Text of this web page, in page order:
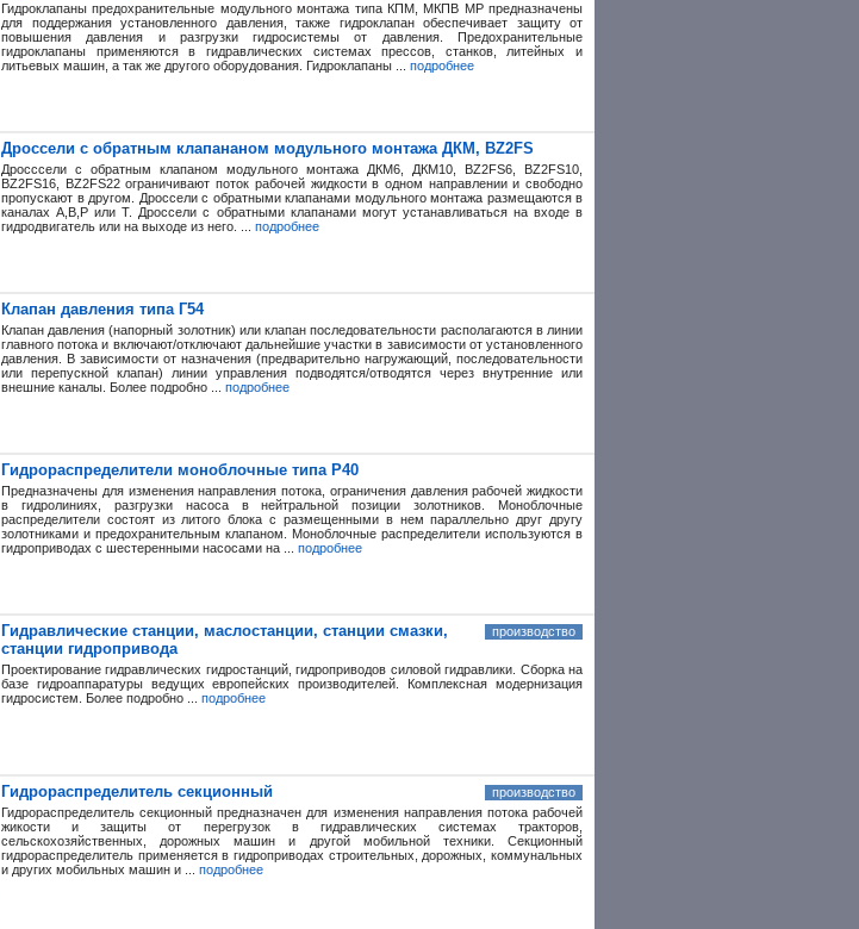
Гидроклапаны предохранительные модульного монтажа типа КПМ, МКПВ МР предназначены
для поддержания установленного давления, также гидроклапан обеспечивает защиту от
повышения давления и разгрузки гидросистемы от давления. Предохранительные
гидроклапаны применяются в гидравлических системах прессов, станков, литейных и
литьевых машин, а так же другого оборудования. Гидроклапаны ... подробнее
Дроссели с обратным клапананом модульного монтажа ДКМ, BZ2FS
Дросссели с обратным клапаном модульного монтажа ДКМ6, ДКМ10, BZ2FS6, BZ2FS10,
BZ2FS16, BZ2FS22 ограничивают поток рабочей жидкости в одном направлении и свободно
пропускают в другом. Дроссели с обратными клапанами модульного монтажа размещаются в
каналах А,В,Р или Т. Дроссели с обратными клапанами могут устанавливаться на входе в
гидродвигатель или на выходе из него. ... подробнее
Клапан давления типа Г54
Клапан давления (напорный золотник) или клапан последовательности располагаются в линии
главного потока и включают/отключают дальнейшие участки в зависимости от установленного
давления. В зависимости от назначения (предварительно нагружающий, последовательности
или перепускной клапан) линии управления подводятся/отводятся через внутренние или
внешние каналы. Более подробно ... подробнее
Гидрораспределители моноблочные типа Р40
Предназначены для изменения направления потока, ограничения давления рабочей жидкости
в гидролиниях, разгрузки насоса в нейтральной позиции золотников. Моноблочные
распределители состоят из литого блока с размещенными в нем параллельно друг другу
золотниками и предохранительным клапаном. Моноблочные распределители используются в
гидроприводах с шестеренными насосами на ... подробнее
производство
Гидравлические станции, маслостанции, станции смазки,
станции гидропривода
Проектирование гидравлических гидростанций, гидроприводов силовой гидравлики. Сборка на
базе гидроаппаратуры ведущих европейских производителей. Комплексная модернизация
гидросистем. Более подробно ... подробнее
производство
Гидрораспределитель секционный
Гидрораспределитель секционный предназначен для изменения направления потока рабочей
жикости и защиты от перегрузок в гидравлических системах тракторов,
сельскохозяйственных, дорожных машин и другой мобильной техники. Секционный
гидрораспределитель применяется в гидроприводах строительных, дорожных, коммунальных
и других мобильных машин и ... подробнее